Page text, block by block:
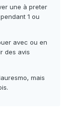
une à preter
1 ou
avec ou en
des avis
mais